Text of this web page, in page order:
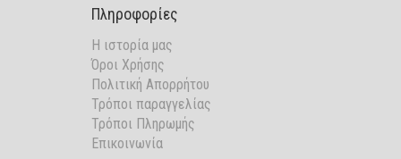
Πληροφορίες
Η ιστορία μας
Όροι Χρήσης
Πολιτική Απορρήτου
Τρόποι παραγγελίας
Τρόποι Πληρωμής
Επικοινωνία